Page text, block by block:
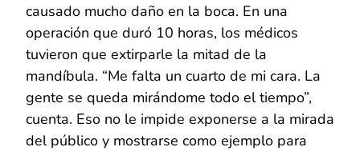
causado mucho daño en la boca. En una
operación que duró 10 horas, los médicos
tuvieron que extirparle la mitad de la
mandíbula. “Me falta un cuarto de mi cara. La
gente se queda mirándome todo el tiempo”,
cuenta. Eso no le impide exponerse a la mirada
del público y mostrarse como ejemplo para